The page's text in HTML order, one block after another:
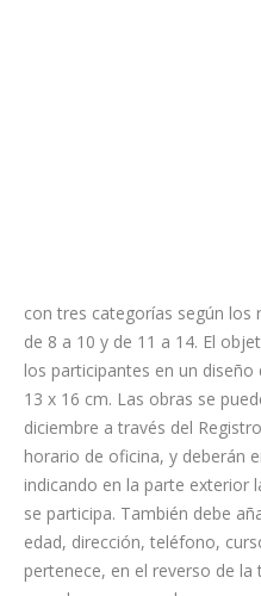
tradición y originalidad, entre
con tres categorías según los
de 8 a 10 y de 11 a 14. El
los participantes en un
13 x 16 cm. Las obras se
diciembre a través del
horario de oficina, y deberán
indicando en la parte exterior
se participa. También debe